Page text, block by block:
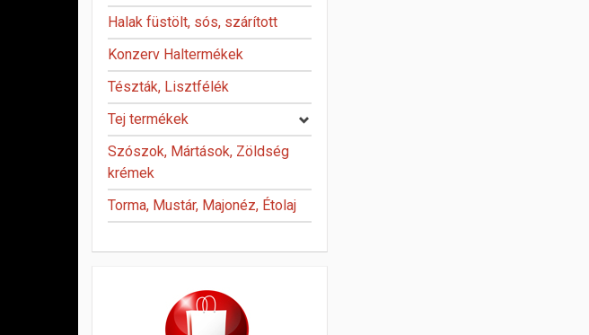
Halak füstölt, sós, szárított
Konzerv Haltermékek
Tészták, Lisztfélék
Tej termékek
Szószok, Mártások, Zöldség
krémek
Torma, Mustár, Majonéz, Étolaj